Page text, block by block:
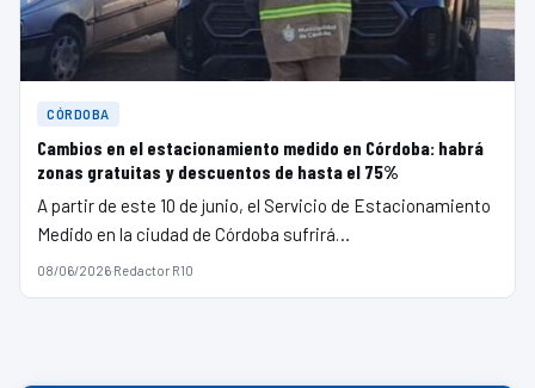
CÓRDOBA
Cambios en el estacionamiento medido en Córdoba: habrá
zonas gratuitas y descuentos de hasta el 75%
A partir de este 10 de junio, el Servicio de Estacionamiento
Medido en la ciudad de Córdoba sufrirá…
08/06/2026·Redactor R10